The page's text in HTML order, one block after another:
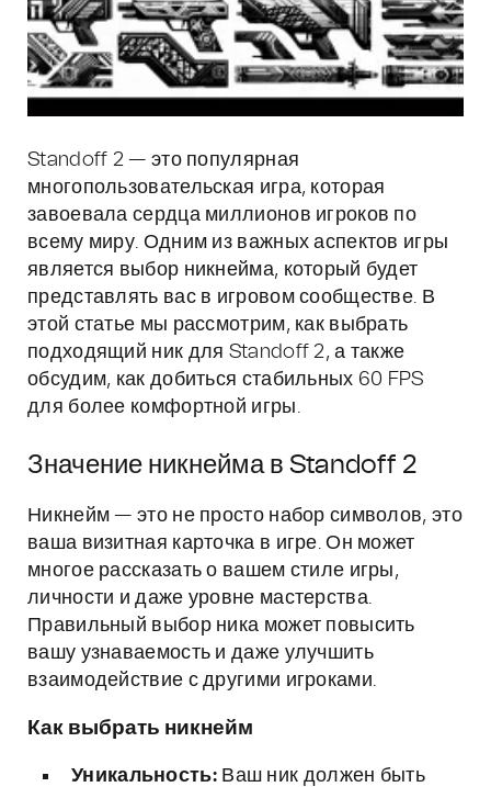
Standoff 2 — это популярная
многопользовательская игра, которая
завоевала сердца миллионов игроков по
всему миру. Одним из важных аспектов игры
является выбор никнейма, который будет
представлять вас в игровом сообществе. В
этой статье мы рассмотрим, как выбрать
подходящий ник для Standoff 2, а также
обсудим, как добиться стабильных 60 FPS
для более комфортной игры.
Значение никнейма в Standoff 2
Никнейм — это не просто набор символов, это
ваша визитная карточка в игре. Он может
многое рассказать о вашем стиле игры,
личности и даже уровне мастерства.
Правильный выбор ника может повысить
вашу узнаваемость и даже улучшить
взаимодействие с другими игроками.
Как выбрать никнейм
Уникальность:Ваш ник должен быть